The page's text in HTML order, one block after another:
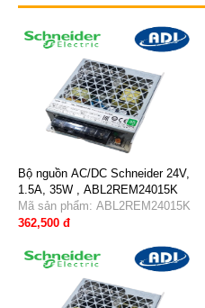
Bộ nguồn AC/DC Schneider 24V,
1.5A, 35W , ABL2REM24015K
Mã sản phẩm: ABL2REM24015K
362,500 đ